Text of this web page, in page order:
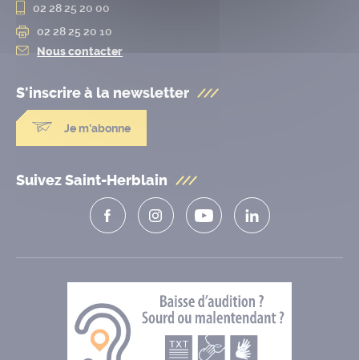
02 28 25 20 00
02 28 25 20 10
Nous contacter
S'inscrire à la newsletter
Je m'abonne
Suivez Saint-Herblain